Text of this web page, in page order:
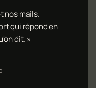
nos mails.
qui répond en
dit. »